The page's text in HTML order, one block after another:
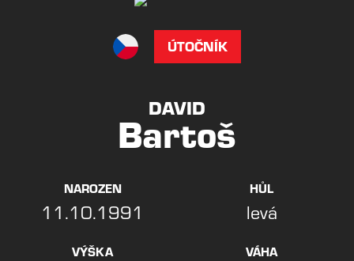
ÚTOČNÍK
DAVID
Bartoš
NAROZEN
11.10.1991
HŮL
levá
VÝŠKA VÁHA